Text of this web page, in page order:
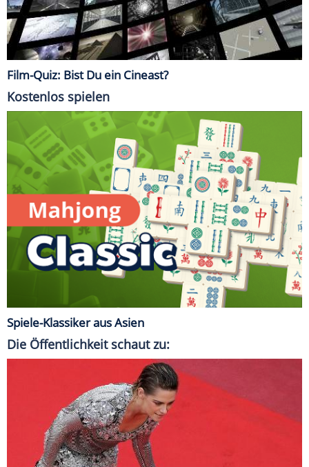
Film-Quiz: Bist Du ein Cineast?
Kostenlos spielen
Spiele-Klassiker aus Asien
Die Öffentlichkeit schaut zu: